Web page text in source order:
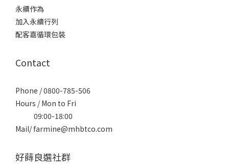
永續作為
加入永續行列
配客嘉循環包裝
Contact
Phone / 0800-785-506
Hours / Mon to Fri
09:00-18:00
Mail/ farmine@mhbtco.com
好蒔良選社群